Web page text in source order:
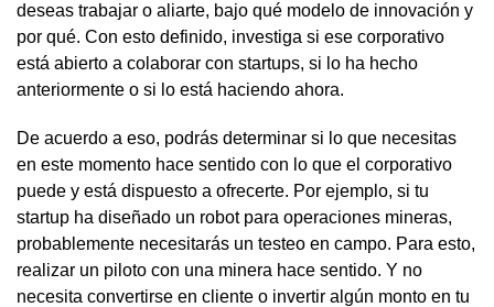
deseas trabajar o aliarte, bajo qué modelo de innovación y
por qué. Con esto definido, investiga si ese corporativo
está abierto a colaborar con startups, si lo ha hecho
anteriormente o si lo está haciendo ahora.
De acuerdo a eso, podrás determinar si lo que necesitas
en este momento hace sentido con lo que el corporativo
puede y está dispuesto a ofrecerte. Por ejemplo, si tu
startup ha diseñado un robot para operaciones mineras,
probablemente necesitarás un testeo en campo. Para esto,
realizar un piloto con una minera hace sentido. Y no
necesita convertirse en cliente o invertir algún monto en tu